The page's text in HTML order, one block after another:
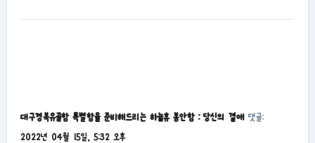
대구경북유골함 특별함을 준비해드리는 하늘휴 봉안함 : 당신의 곁애 댓글:
2022년 04월 15일, 5:32 오후